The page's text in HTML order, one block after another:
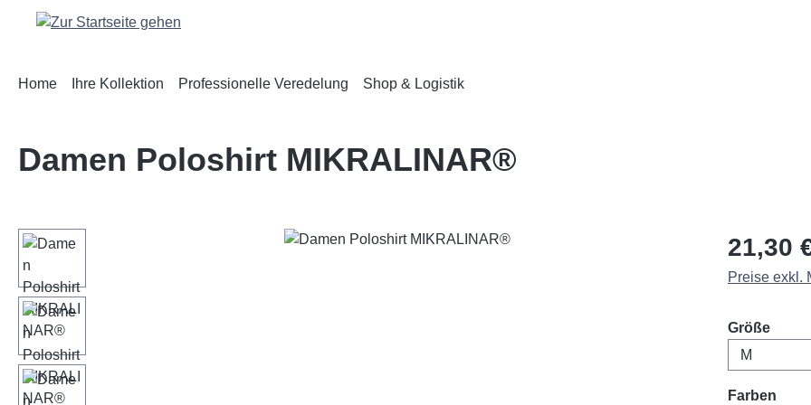
Hauptinhalt springen
Zur Suche springen
Zur Hauptnavigation springen
Home Ihre Kollektion Professionelle Veredelung Shop & Logistik
Damen Poloshirt MIKRALINAR®
Bildergalerie überspringen Regulärer
21,30
Preise exkl.
Größe
Farben